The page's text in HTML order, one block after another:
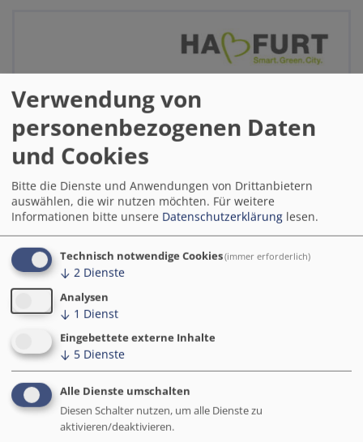
Verwendung von
personenbezogenen Daten
und Cookies
Bitte die Dienste und Anwendungen von Drittanbietern
auswählen, die wir nutzen möchten. Für weitere
Informationen bitte unsere Datenschutzerklärung lesen.
Technisch notwendige Cookies(immer erforderlich)
↓ 2 Dienste
Analysen
↓ 1 Dienst
Eingebettete externe Inhalte
↓ 5 Dienste
Alle Dienste umschalten
Diesen Schalter nutzen, um alle Dienste zu
aktivieren/deaktivieren.